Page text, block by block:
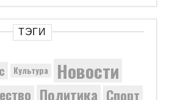
ТЭГИ
Культура Новости
Политика Спорт